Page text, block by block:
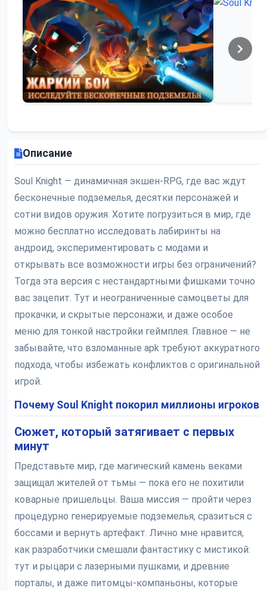
Описание
Soul Knight — динамичная экшен-RPG, где вас ждут
бесконечные подземелья, десятки персонажей и
сотни видов оружия. Хотите погрузиться в мир, где
можно бесплатно исследовать лабиринты на
андроид, экспериментировать с модами и
открывать все возможности игры без ограничений?
Тогда эта версия с нестандартными фишками точно
вас зацепит. Тут и неограниченные самоцветы для
прокачки, и скрытые персонажи, и даже особое
меню для тонкой настройки геймплея. Главное — не
забывайте, что взломанные apk требуют аккуратного
подхода, чтобы избежать конфликтов с оригинальной
игрой.
Почему Soul Knight покорил миллионы игроков
Сюжет, который затягивает с первых
минут
Представьте мир, где магический камень веками
защищал жителей от тьмы — пока его не похитили
коварные пришельцы. Ваша миссия — пройти через
процедурно генерируемые подземелья, сразиться с
боссами и вернуть артефакт. Лично мне нравится,
как разработчики смешали фантастику с мистикой:
тут и рыцари с лазерными пушками, и древние
порталы, и даже питомцы-компаньоны, которые